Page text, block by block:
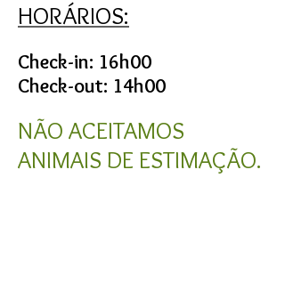
HORÁRIOS:
Check-in: 16h00
Check-out: 14h00
NÃO ACEITAMOS
ANIMAIS DE ESTIMAÇÃO.